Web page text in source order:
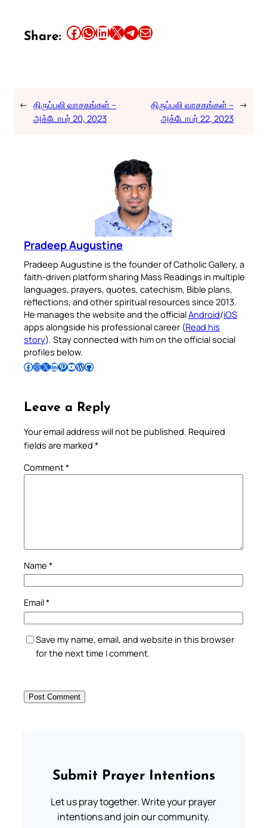
Share: Share this article on Facebook Share this article on WhatsApp Share this article on LinkedIn Share this article on X Share this article on TelegramEmail this Article
← திருப்பலி வாசகங்கள் –
அக்டோபர் 20, 2023
திருப்பலி வாசகங்கள் –
அக்டோபர் 22, 2023
→
Pradeep Augustine
Pradeep Augustine is the founder of Catholic Gallery, a
faith-driven platform sharing Mass Readings in multiple
languages, prayers, quotes, catechism, Bible plans,
reflections, and other spiritual resources since 2013.
He manages the website and the officialAndroid/iOS
apps alongside his professional career (Read his
story). Stay connected with him on the official social
profiles below.
Follow Pradeep on Facebook Follow Pradeep on InstagramFollow Pradeep on X Follow Pradeep on LinkedIn Follow Pradeep on Pinterest Subscribe to Pradeep’s Youtube Channel Follow Pradeep on WordPress Follow Pradeep on GitHub
Leave a Reply
Your email address will not be published. Required
fields are marked *
Comment*
Name *
Email*
Save my name, email, and website in this browser
for the next time I comment.
Submit Prayer Intentions
Let us pray together. Write your prayer
intentions and join our community.